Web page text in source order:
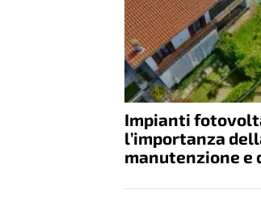
Impianti
l’importanza
manutenzione e